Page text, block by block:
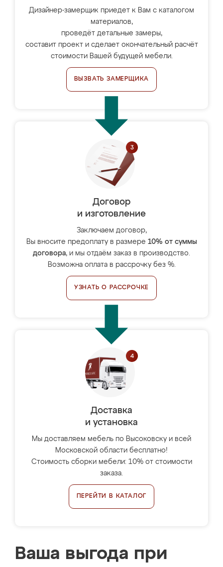
Дизайнер-замерщик приедет к Вам с каталогом
материалов,
проведёт детальные замеры,
составит проект и сделает окончательный расчёт
стоимости Вашей будущей мебели.
ВЫЗВАТЬ ЗАМЕРЩИКА
Договор
и изготовление
Заключаем договор,
Вы вносите предоплату в размере 10% от суммы
договора, и мы отдаём заказ в производство.
Возможна оплата в рассрочку без %.
УЗНАТЬ О РАССРОЧКЕ
Доставка
и установка
Мы доставляем мебель по Высоковску и всей
Московской области бесплатно!
Стоимость сборки мебели: 10% от стоимости
заказа.
ПЕРЕЙТИ В КАТАЛОГ
Ваша выгода при